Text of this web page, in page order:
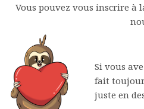
Vous pouvez vous inscrire à
Si vous
fait
juste en